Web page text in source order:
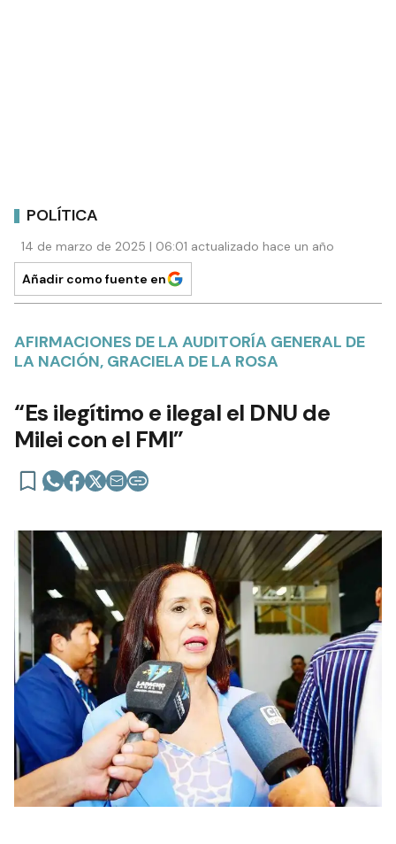
POLÍTICA
14 de marzo de 2025 | 06:01 actualizado hace un año
Añadir como fuente en
AFIRMACIONES DE LA AUDITORÍA GENERAL DE
LA NACIÓN, GRACIELA DE LA ROSA
“Es ilegítimo e ilegal el DNU de
Milei con el FMI”